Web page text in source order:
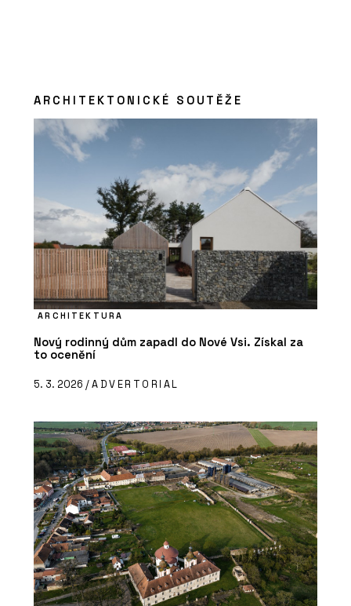
ARCHITEKTONICKÉ SOUTĚŽE
ARCHITEKTURA
Nový rodinný dům zapadl do Nové Vsi. Získal za
to ocenění
5. 3. 2026 /ADVERTORIAL